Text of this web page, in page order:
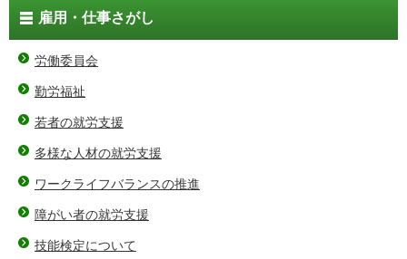
雇用・仕事さがし
労働委員会
勤労福祉
若者の就労支援
多様な人材の就労支援
ワークライフバランスの推進
障がい者の就労支援
技能検定について